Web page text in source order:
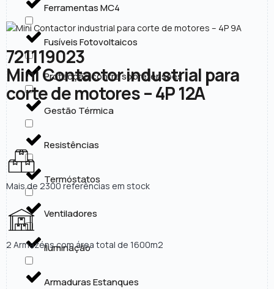
Ferramentas MC4
Fusíveis Fotovoltaicos
Protecção contra sobretensões
Gestão Térmica
Resistências
Termóstatos
Ventiladores
Iluminação
Armaduras Estanques
721119023
Mini Contactor industrial para
corte de motores – 4P 12A
Mais de 2300 referências em stock
2 Armazéns com área total de 1600m2